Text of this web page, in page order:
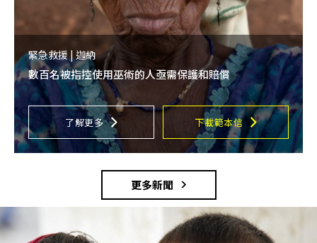
緊急救援 | 迦納
數百名被指控使用巫術的人亟需保護和賠償
了解更多 下載範本信
更多新聞